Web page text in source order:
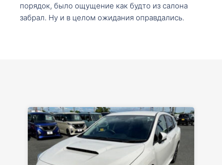
порядок, было ощущение как будто из салона
забрал. Ну и в целом ожидания оправдались.